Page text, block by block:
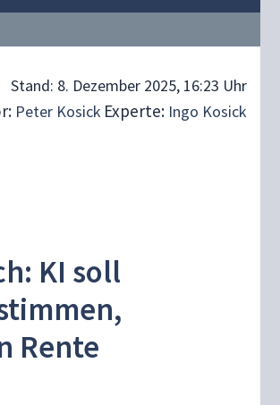
Stand: 8. Dezember 2025, 16:23 Uhr
Peter Kosick Experte: Ingo Kosick
KI soll
Rente